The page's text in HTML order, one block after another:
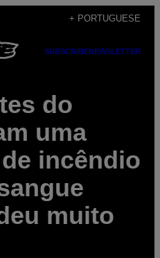
+ PORTUGUESE
SUBSCRIBENEWSLETTER
do
uma
incêndio
muito